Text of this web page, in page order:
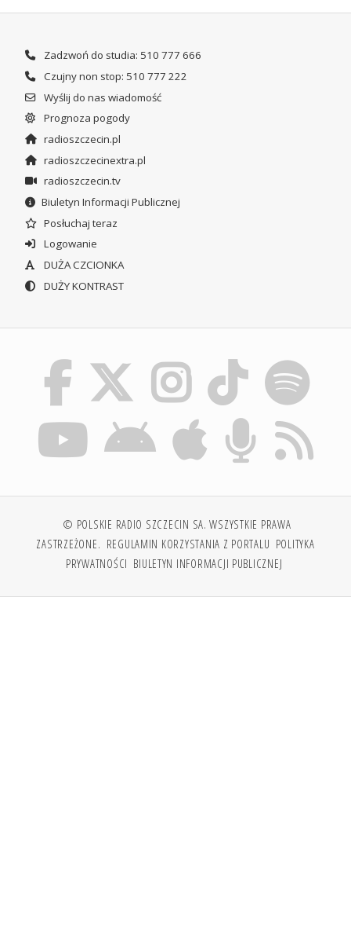
Zadzwoń do studia: 510 777 666
Czujny non stop: 510 777 222
Wyślij do nas wiadomość
Prognoza pogody
radioszczecin.pl
radioszczecinextra.pl
radioszczecin.tv
Biuletyn Informacji Publicznej
Posłuchaj teraz
Logowanie
DUŻA CZCIONKA
DUŻY KONTRAST
© POLSKIE RADIO SZCZECIN SA. WSZYSTKIE PRAWA
ZASTRZEŻONE. REGULAMIN KORZYSTANIA Z PORTALU POLITYKA
PRYWATNOŚCI BIULETYN INFORMACJI PUBLICZNEJ